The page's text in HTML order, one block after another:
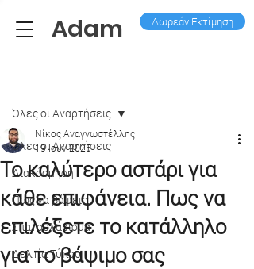
Adam Δωρεάν Εκτίμηση
Όλες οι Aναρτήσεις
Διακόσμηση
Πως να βάψεις;
Σπατουλάρισμα
Δελτία Τύπου
Όλες οι Aναρτήσεις
Το καλύτερο αστάρι για
κάθε επιφάνεια. Πως να
επιλέξετε το κατάλληλο
για το βάψιμο σας
Νίκος Αναγνωστέλλης
19 Ιουν 2025